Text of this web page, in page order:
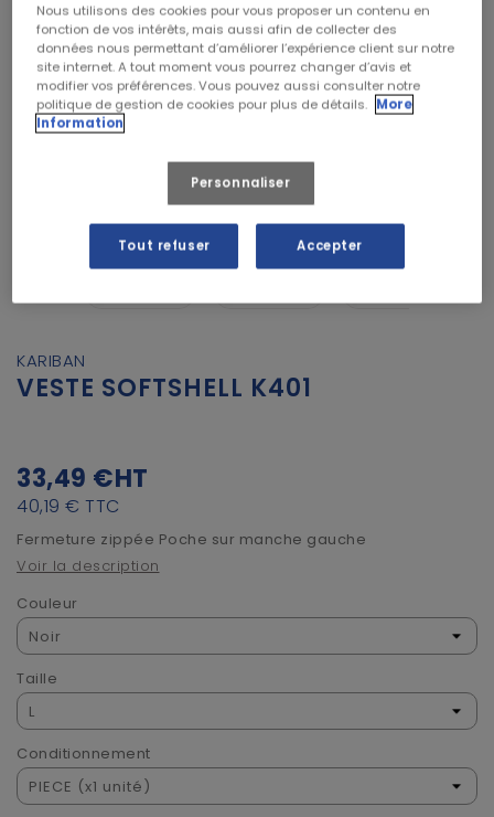
KARIBAN
VESTE SOFTSHELL K401
33,49 €HT
40,19 € TTC
Fermeture zippée Poche sur manche gauche
Voir la description
Couleur
Taille
Conditionnement
Nous utilisons des cookies pour vous proposer un contenu en
fonction de vos intérêts, mais aussi afin de collecter des
données nous permettant d’améliorer l’expérience client sur notre
site internet. A tout moment vous pourrez changer d’avis et
modifier vos préférences. Vous pouvez aussi consulter notre
politique de gestion de cookies pour plus de détails. More
Information
Personnaliser
Tout refuser Accepter